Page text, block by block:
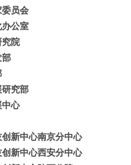
委员会
公室
究院
部
究部
中心
创新中心南京分中心
创新中心西安分中心